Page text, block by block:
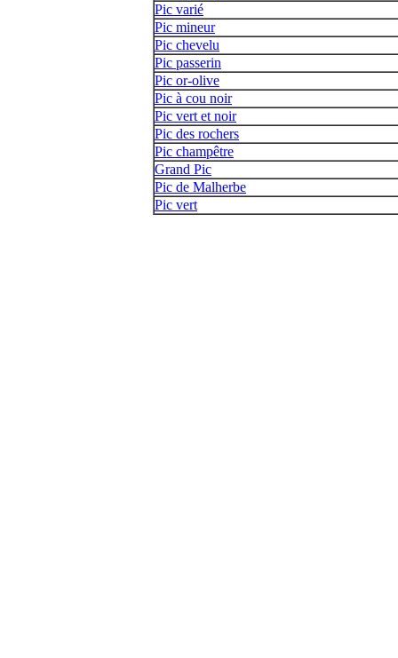
Pic varié
Pic mineur
Pic chevelu
Pic passerin
Pic or-olive
Pic à cou noir
Pic vert et noir
Pic des rochers
Pic champêtre
Grand Pic
Pic de Malherbe
Pic vert